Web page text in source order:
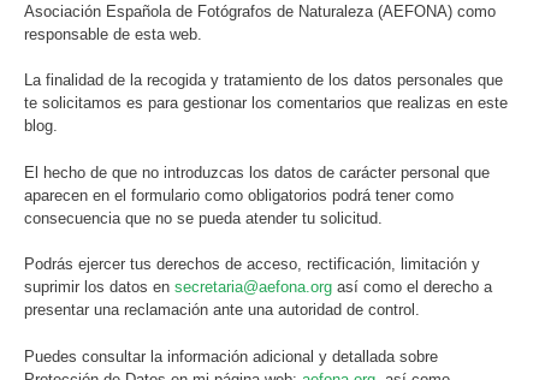
Asociación Española de Fotógrafos de Naturaleza (AEFONA) como
responsable de esta web.
La finalidad de la recogida y tratamiento de los datos personales que
te solicitamos es para gestionar los comentarios que realizas en este
blog.
El hecho de que no introduzcas los datos de carácter personal que
aparecen en el formulario como obligatorios podrá tener como
consecuencia que no se pueda atender tu solicitud.
Podrás ejercer tus derechos de acceso, rectificación, limitación y
suprimir los datos en secretaria@aefona.org así como el derecho a
presentar una reclamación ante una autoridad de control.
Puedes consultar la información adicional y detallada sobre